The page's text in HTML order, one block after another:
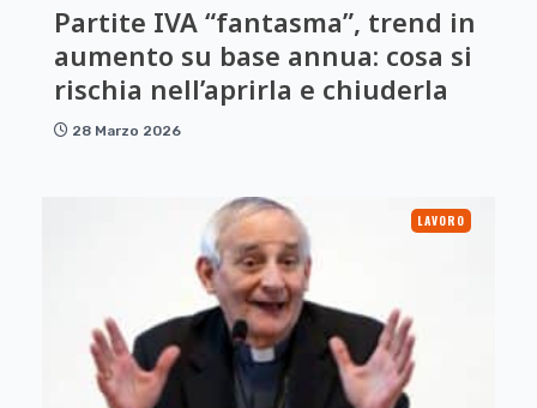
Partite IVA “fantasma”, trend in
aumento su base annua: cosa si
rischia nell’aprirla e chiuderla
28 Marzo 2026
LAVORO